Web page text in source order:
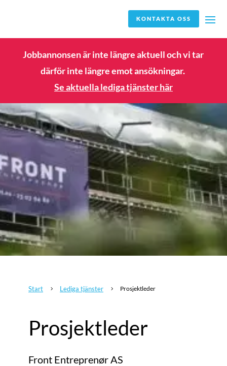
KONTAKTA OSS
Jobbannonsen är inte längre aktuell och vi tar
därför inte längre emot ansökningar.
Se aktuella lediga tjänster här
Start 5 Lediga tjänster 5 Prosjektleder
Prosjektleder
Front Entreprenør AS